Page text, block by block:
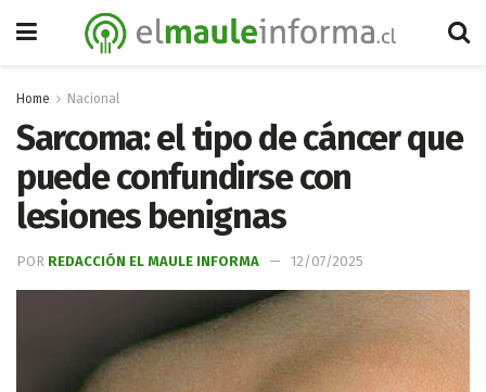
Home Nacional
Sarcoma: el tipo de cáncer que
puede confundirse con
lesiones benignas
POR REDACCIÓN EL MAULE INFORMA 12/07/2025